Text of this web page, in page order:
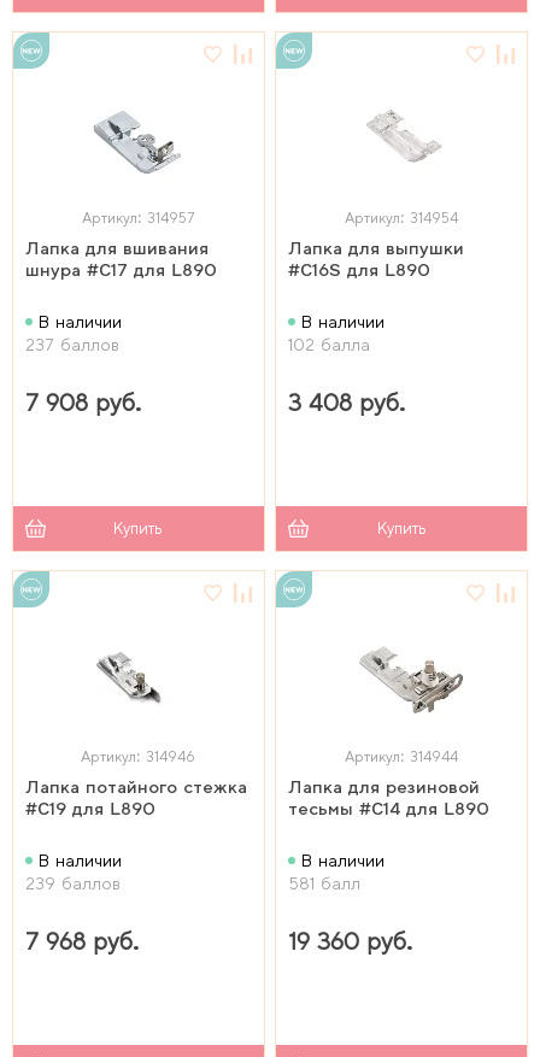
Артикул: 314957
Лапка для вшивания
шнура #C17 для L890
В наличии
237 баллов
7 908 руб.
Купить
Артикул: 314954
Лапка для выпушки
#C16S для L890
В наличии
102 балла
3 408 руб.
Купить
Артикул: 314946
Лапка потайного стежка
#C19 для L890
В наличии
239 баллов
7 968 руб.
Артикул: 314944
Лапка для резиновой
тесьмы #C14 для L890
В наличии
581 балл
19 360 руб.